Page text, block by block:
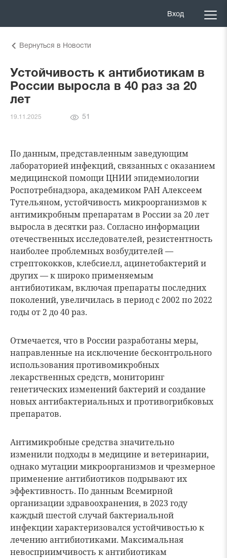
Вход
Вернуться в Новости
Устойчивость к антибиотикам в
России выросла в 40 раз за 20
лет
19.11.2025
Количество
51
По данным, представленным заведующим
лабораторией инфекций, связанных с оказанием
медицинской помощи ЦНИИ эпидемиологии
Роспотребнадзора, академиком РАН Алексеем
Тутельяном, устойчивость микроорганизмов к
антимикробным препаратам в России за 20 лет
выросла в десятки раз. Согласно информации
отечественных исследователей, резистентность
наиболее проблемных возбудителей —
стрептококков, клебсиелл, ацинетобактерий и
других — к широко применяемым
антибиотикам, включая препараты последних
поколений, увеличилась в период с 2002 по 2022
годы от 2 до 40 раз.
Отмечается, что в России разработаны меры,
направленные на исключение бесконтрольного
использования противомикробных
лекарственных средств, мониторинг
генетических изменений бактерий и создание
новых антибактериальных и противогрибковых
препаратов.
Антимикробные средства значительно
изменили подходы в медицине и ветеринарии,
однако мутации микроорганизмов и чрезмерное
применение антибиотиков подрывают их
эффективность. По данным Всемирной
организации здравоохранения, в 2023 году
каждый шестой случай бактериальной
инфекции характеризовался устойчивостью к
лечению антибиотиками. Максимальная
невосприимчивость к антибиотикам